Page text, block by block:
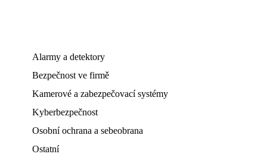
Alarmy a detektory
Bezpečnost ve firmě
Kamerové a zabezpečovací systémy
Kyberbezpečnost
Osobní ochrana a sebeobrana
Ostatní